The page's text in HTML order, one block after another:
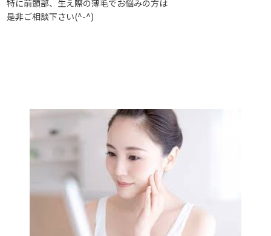
特に前頭部、生え際の薄毛でお悩みの方は
是非ご相談下さい(^-^)